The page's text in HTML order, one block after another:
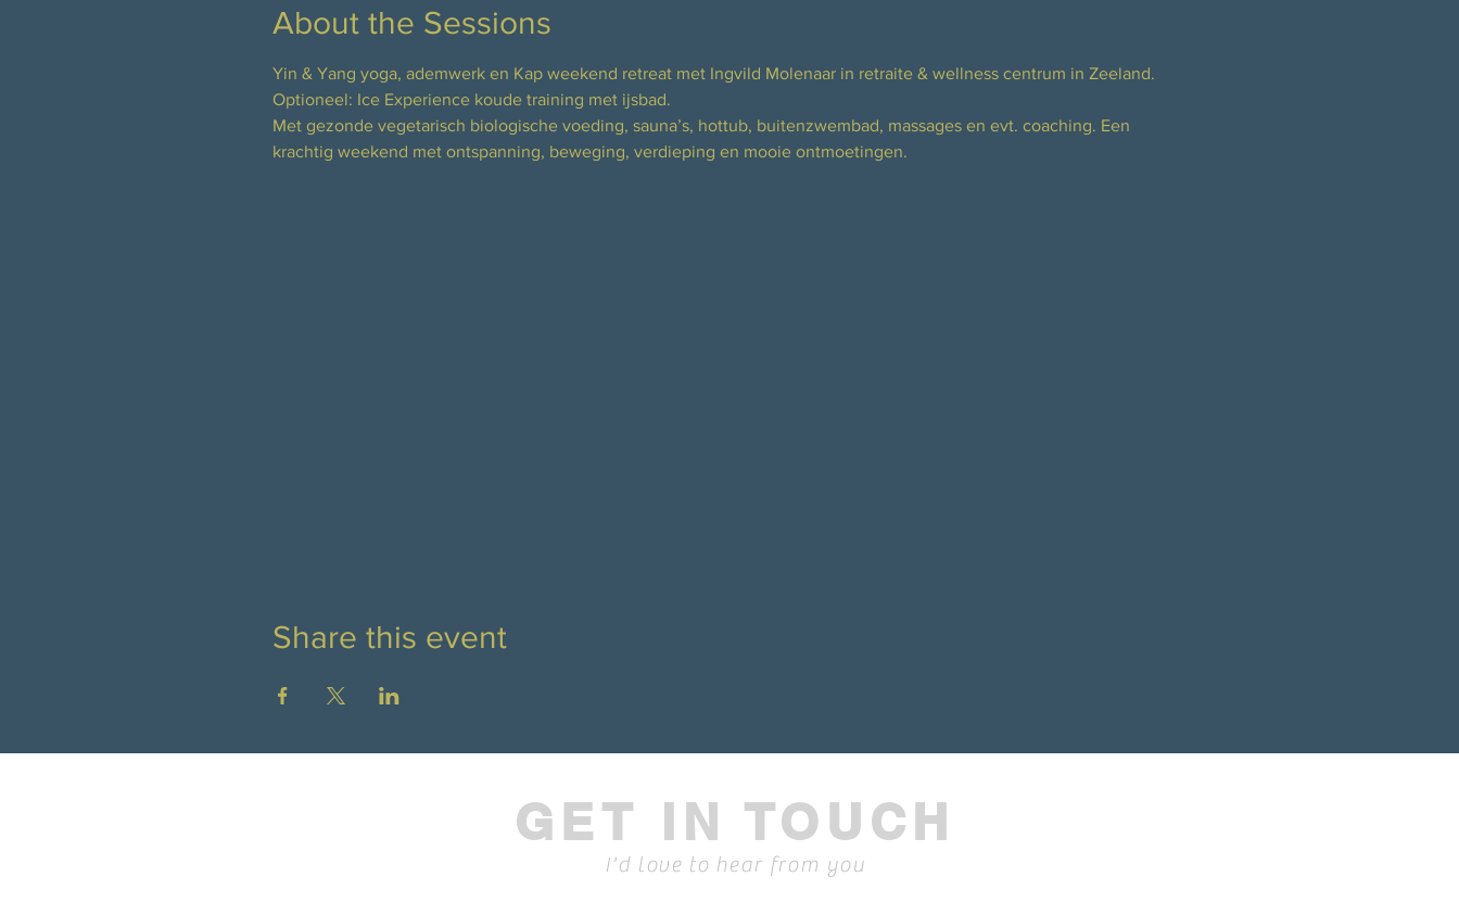
About the Sessions
Yin & Yang yoga, ademwerk en Kap weekend retreat met Ingvild Molenaar in retraite & wellness centrum in Zeeland.
Optioneel: Ice Experience koude training met ijsbad.
Met gezonde vegetarisch biologische voeding, sauna’s, hottub, buitenzwembad, massages en evt. coaching. Een
krachtig weekend met ontspanning, beweging, verdieping en mooie ontmoetingen.
Share this event
GET IN TOUCH
I'd love to hear from you